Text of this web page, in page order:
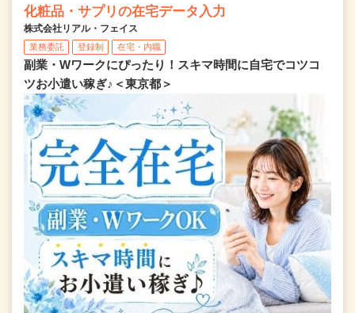
化粧品・サプリの在宅データ入力
株式会社リアル・フェイス
業務委託 登録制 在宅・内職
副業・Wワークにぴったり！スキマ時間に自宅でコツコ
ツお小遣い稼ぎ♪＜東京都＞